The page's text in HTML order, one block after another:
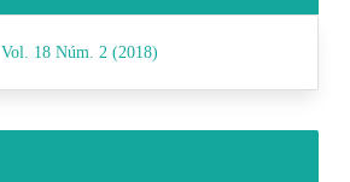
Vol. 18 Núm. 2 (2018)